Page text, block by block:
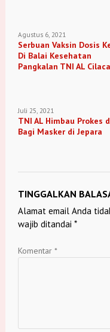
Agustus 6, 2021
Serbuan Vaksin Dosis
Di Balai Kesehatan
Pangkalan TNI AL
Juli 25, 2021
TNI AL Himbau Prokes
Bagi Masker di Jepara
TINGGALKAN
Alamat email Anda
wajib ditandai *
Komentar *